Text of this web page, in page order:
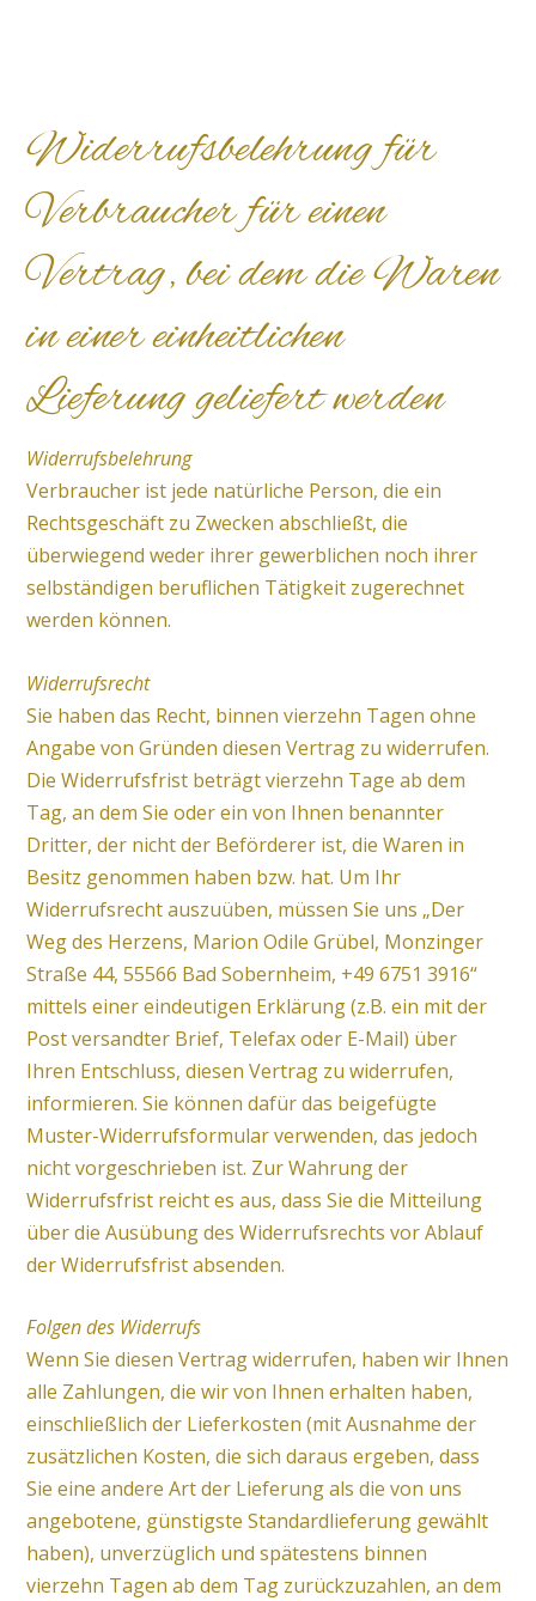
Widerrufsbelehrung für
Verbraucher für einen
Vertrag, bei dem die Waren
in einer einheitlichen
Lieferung geliefert werden
Widerrufsbelehrung
Verbraucher ist jede natürliche Person, die ein
Rechtsgeschäft zu Zwecken abschließt, die
überwiegend weder ihrer gewerblichen noch ihrer
selbständigen beruflichen Tätigkeit zugerechnet
werden können.
Widerrufsrecht
Sie haben das Recht, binnen vierzehn Tagen ohne
Angabe von Gründen diesen Vertrag zu widerrufen.
Die Widerrufsfrist beträgt vierzehn Tage ab dem
Tag, an dem Sie oder ein von Ihnen benannter
Dritter, der nicht der Beförderer ist, die Waren in
Besitz genommen haben bzw. hat. Um Ihr
Widerrufsrecht auszuüben, müssen Sie uns „Der
Weg des Herzens, Marion Odile Grübel, Monzinger
Straße 44, 55566 Bad Sobernheim, +49 6751 3916“
mittels einer eindeutigen Erklärung (z.B. ein mit der
Post versandter Brief, Telefax oder E-Mail) über
Ihren Entschluss, diesen Vertrag zu widerrufen,
informieren. Sie können dafür das beigefügte
Muster-Widerrufsformular verwenden, das jedoch
nicht vorgeschrieben ist. Zur Wahrung der
Widerrufsfrist reicht es aus, dass Sie die Mitteilung
über die Ausübung des Widerrufsrechts vor Ablauf
der Widerrufsfrist absenden.
Folgen des Widerrufs
Wenn Sie diesen Vertrag widerrufen, haben wir Ihnen
alle Zahlungen, die wir von Ihnen erhalten haben,
einschließlich der Lieferkosten (mit Ausnahme der
zusätzlichen Kosten, die sich daraus ergeben, dass
Sie eine andere Art der Lieferung als die von uns
angebotene, günstigste Standardlieferung gewählt
haben), unverzüglich und spätestens binnen
vierzehn Tagen ab dem Tag zurückzuzahlen, an dem